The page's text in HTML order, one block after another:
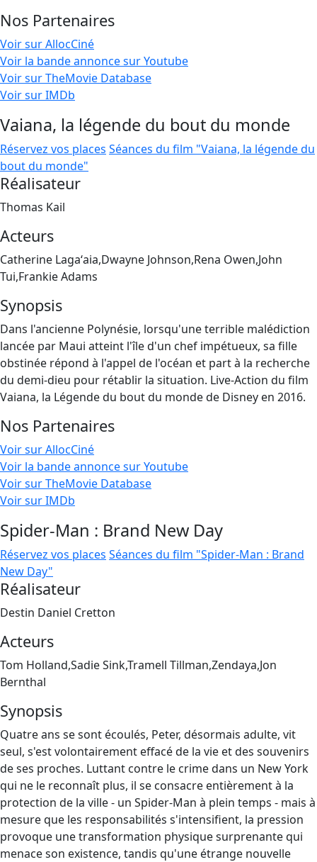
Nos Partenaires
Voir sur AllocCiné
Voir la bande annonce sur Youtube
Voir sur TheMovie Database
Voir sur IMDb
Vaiana, la légende du bout du monde
Réservez vos places Séances du film "Vaiana, la légende du
bout du monde"
Réalisateur
Thomas Kail
Acteurs
Catherine Lagaʻaia,Dwayne Johnson,Rena Owen,John
Tui,Frankie Adams
Synopsis
Dans l'ancienne Polynésie, lorsqu'une terrible malédiction
lancée par Maui atteint l'île d'un chef impétueux, sa fille
obstinée répond à l'appel de l'océan et part à la recherche
du demi-dieu pour rétablir la situation. Live-Action du film
Vaiana, la Légende du bout du monde de Disney en 2016.
Nos Partenaires
Voir sur AllocCiné
Voir la bande annonce sur Youtube
Voir sur TheMovie Database
Voir sur IMDb
Spider-Man : Brand New Day
Réservez vos places Séances du film "Spider-Man : Brand
New Day"
Réalisateur
Destin Daniel Cretton
Acteurs
Tom Holland,Sadie Sink,Tramell Tillman,Zendaya,Jon
Bernthal
Synopsis
Quatre ans se sont écoulés, Peter, désormais adulte, vit
seul, s'est volontairement effacé de la vie et des souvenirs
de ses proches. Luttant contre le crime dans un New York
qui ne le reconnaît plus, il se consacre entièrement à la
protection de la ville - un Spider-Man à plein temps - mais à
mesure que les responsabilités s'intensifient, la pression
provoque une transformation physique surprenante qui
menace son existence, tandis qu'une étrange nouvelle